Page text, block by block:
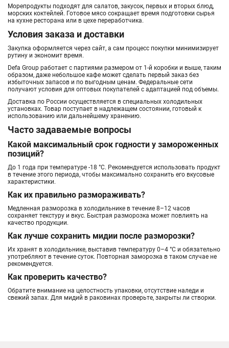
Морепродукты подходят для салатов, закусок, первых и вторых блюд,
морских коктейлей. Готовое мясо сокращает время подготовки сырья
на кухне ресторана или в цехе переработчика.
Условия заказа и доставки
Закупка оформляется через сайт, а сам процесс покупки минимизирует
рутину и экономит время.
Defa Group работает с партиями размером от 1-й коробки и выше, таким
образом, даже небольшое кафе может сделать первый заказ без
избыточных запасов и по выгодным ценам. Федеральные сети
получают условия для оптовых покупателей с адаптацией под объемы.
Доставка по России осуществляется в специальных холодильных
установках. Товар поступает в надлежащем состоянии, готовый к
использованию или дальнейшему хранению.
Часто задаваемые вопросы
Какой максимальный срок годности у замороженных
позиций?
До 1 года при температуре -18 °С. Рекомендуется использовать продукт
в течение этого периода, чтобы максимально сохранить его вкусовые
характеристики.
Как их правильно размораживать?
Медленная разморозка в холодильнике в течение 8–12 часов
сохраняет текстуру и вкус. Быстрая разморозка может повлиять на
качество продукции.
Как лучше сохранить мидии после разморозки?
Их хранят в холодильнике, выставив температуру 0–4 °С и обязательно
употребляют в течение суток. Повторная заморозка в таком случае не
рекомендуется.
Как проверить качество?
Обратите внимание на целостность упаковки, отсутствие наледи и
свежий запах. Для мидий в раковинах проверьте, закрыты ли створки.